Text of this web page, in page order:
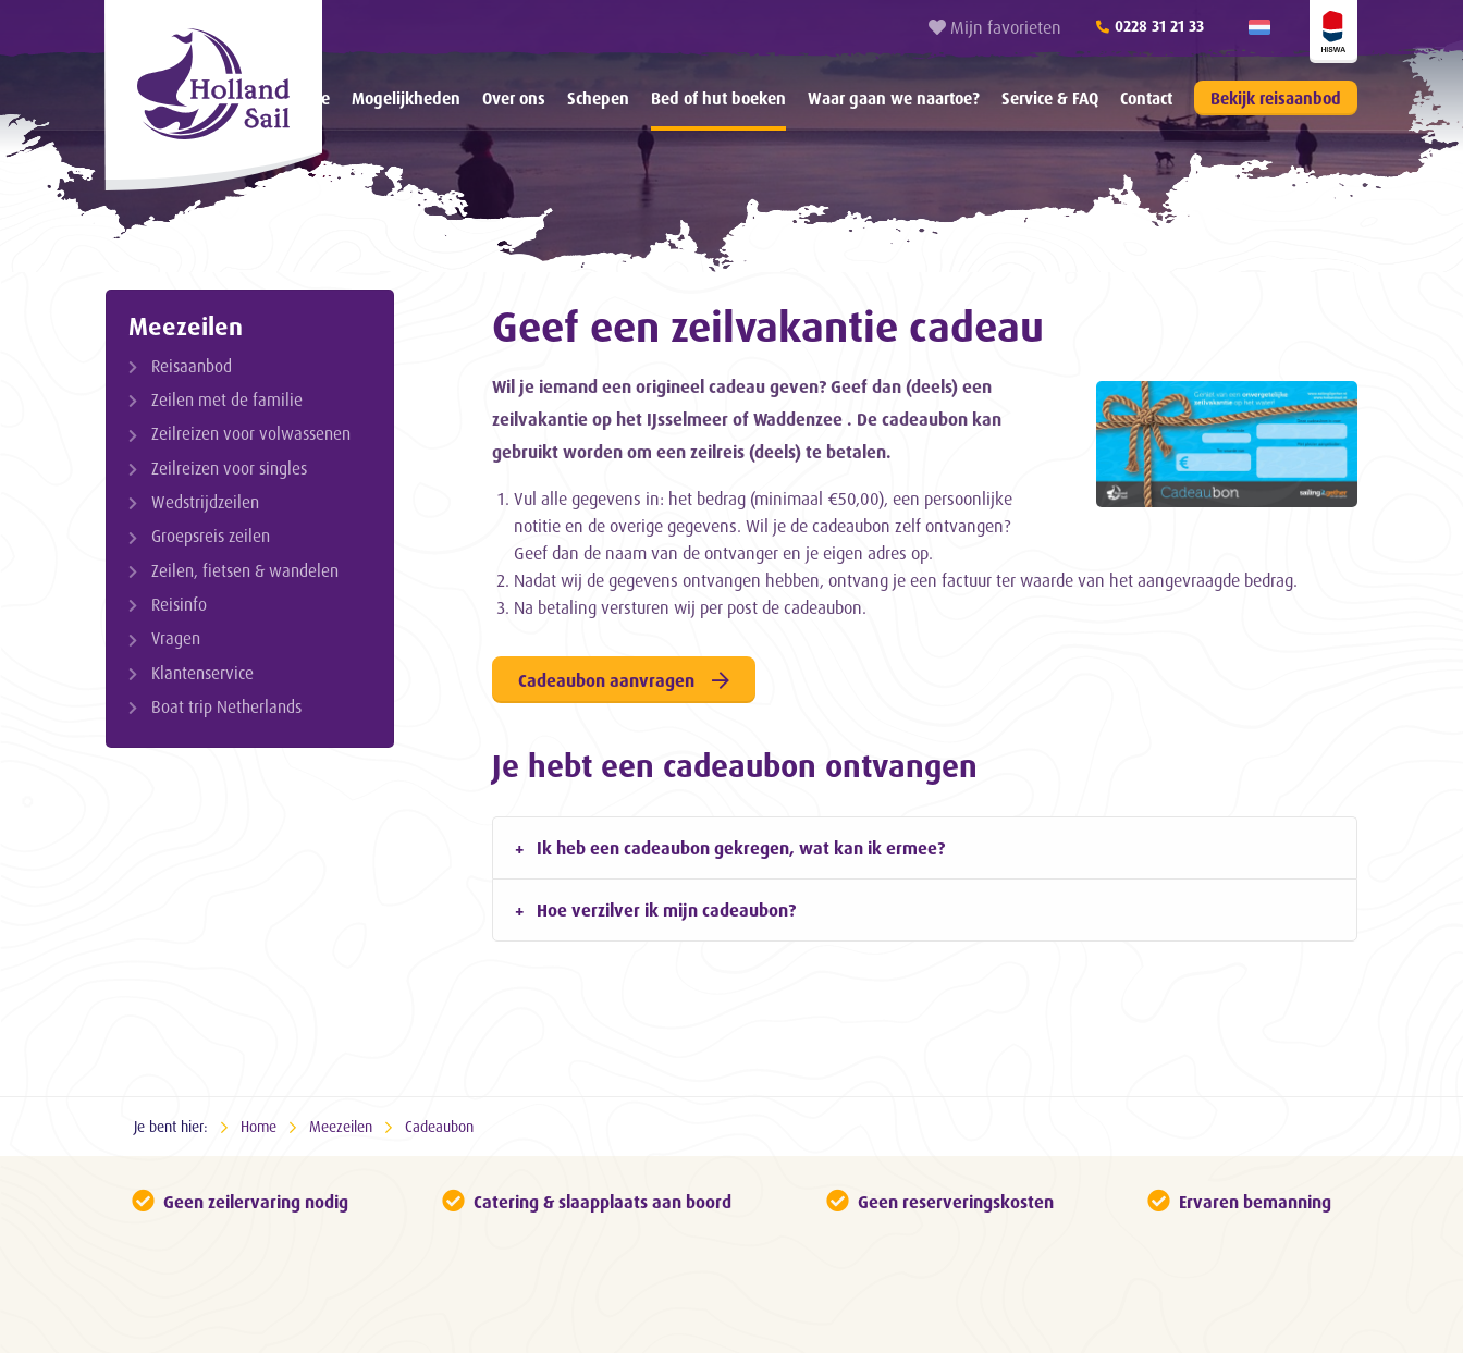
Mijn favorieten 0228 31 21 33
Home Mogelijkheden Over ons Schepen Bed of hut boeken Waar gaan we naartoe? Service & FAQ Contact Bekijk reisaanbod
Geef een zeilvakantie cadeau
Wil je iemand een origineel cadeau geven? Geef dan (deels) een
zeilvakantie op het IJsselmeer of Waddenzee . De cadeaubon kan
gebruikt worden om een zeilreis (deels) te betalen.
Vul alle gegevens in: het bedrag (minimaal €50,00), een persoonlijke
notitie en de overige gegevens. Wil je de cadeaubon zelf ontvangen?
Geef dan de naam van de ontvanger en je eigen adres op.
Nadat wij de gegevens ontvangen hebben, ontvang je een factuur ter waarde van het aangevraagde bedrag.
Na betaling versturen wij per post de cadeaubon.
Cadeaubon aanvragen
Je hebt een cadeaubon ontvangen
Ik heb een cadeaubon gekregen, wat kan ik ermee?
Hoe verzilver ik mijn cadeaubon?
Meezeilen
Reisaanbod
Zeilen met de familie
Zeilreizen voor volwassenen
Zeilreizen voor singles
Wedstrijdzeilen
Groepsreis zeilen
Zeilen, fietsen & wandelen
Reisinfo
Vragen
Klantenservice
Boat trip Netherlands
Je bent hier: Home Meezeilen Cadeaubon
Geen zeilervaring nodig Catering & slaapplaats aan boord Geen reserveringskosten Ervaren bemanning